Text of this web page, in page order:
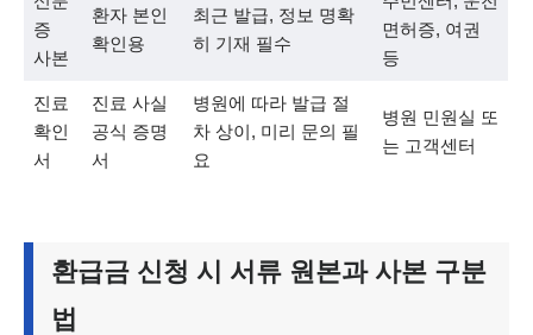
증
사본
환자 본인
확인용
최근 발급, 정보 명확
히 기재 필수
면허증, 여권
등
진료
확인
서
진료 사실
공식 증명
서
병원에 따라 발급 절
차 상이, 미리 문의 필
요
병원 민원실 또
는 고객센터
환급금 신청 시 서류 원본과 사본 구분
법